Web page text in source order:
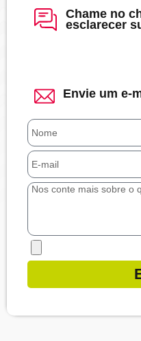
Chame no
esclarecer
Envie um e-
E-
mail
Mensagem
aqui
arquivos
prints